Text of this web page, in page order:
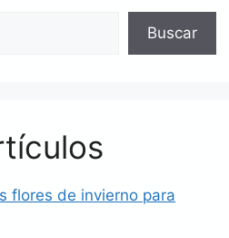
Buscar
flores de invierno para